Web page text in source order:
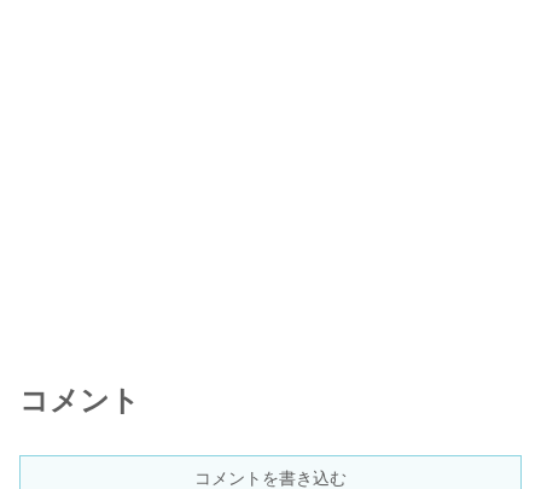
コメント
コメントを書き込む